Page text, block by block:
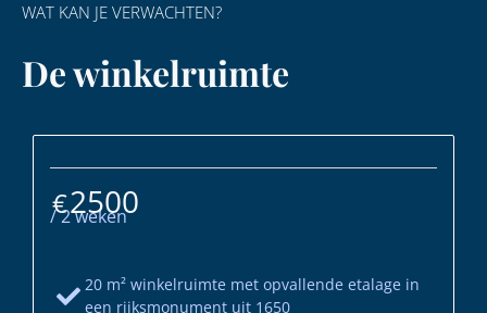
WAT KAN JE VERWACHTEN?
De winkelruimte
€2500
/ 2 weken
20 m² winkelruimte met opvallende etalage in
een rijksmonument uit 1650